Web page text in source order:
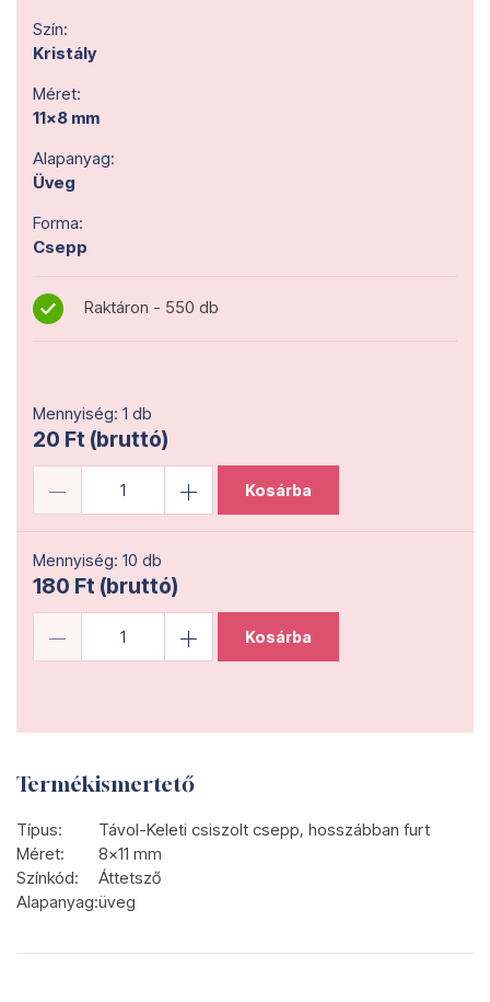
Szín:
Kristály
Méret:
11x8 mm
Alapanyag:
Üveg
Forma:
Csepp
Raktáron - 550 db
Mennyiség: 1 db
20 Ft (bruttó)
Kosárba
Mennyiség: 10 db
180 Ft (bruttó)
Kosárba
Termékismertető
Típus:
Távol-Keleti csiszolt csepp, hosszábban furt
Méret:
8x11 mm
Színkód:
Áttetsző
Alapanyag:üveg